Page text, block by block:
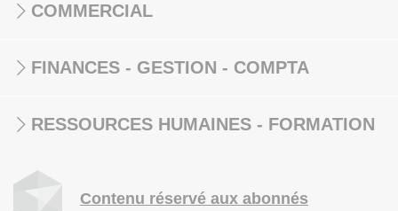
COMMERCIAL
FINANCES - GESTION - COMPTA
RESSOURCES HUMAINES - FORMATION
Contenu réservé aux abonnés